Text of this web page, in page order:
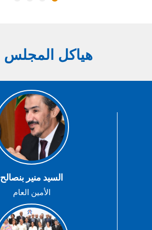
هياكل المجلس
السيد منير بنصالح
الأمين العام